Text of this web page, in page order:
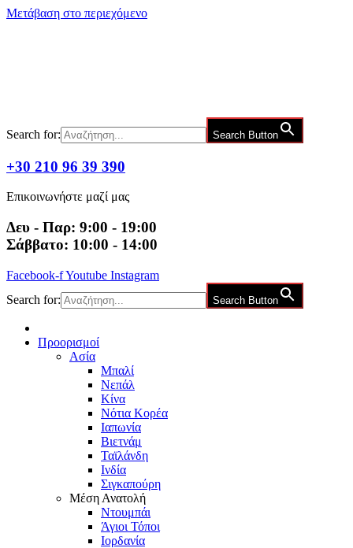
Μετάβαση στο περιεχόμενο
Search for: Search Button
+30 210 96 39 390
Επικοινωνήστε μαζί μας
Δευ - Παρ: 9:00 - 19:00
Σάββατο: 10:00 - 14:00
Facebook-fYoutube Instagram
Search for:
Search Button
Προορισμοί
Ασία
Μπαλί
Νεπάλ
Κίνα
Νότια Κορέα
Ιαπωνία
Βιετνάμ
Ταϊλάνδη
Ινδία
Σιγκαπούρη
Μέση Ανατολή
Ντουμπάι
Άγιοι Τόποι
Ιορδανία